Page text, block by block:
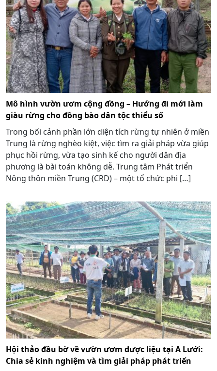
Mô hình vườn ươm cộng đồng – Hướng đi mới làm
giàu rừng cho đồng bào dân tộc thiểu số
Trong bối cảnh phần lớn diện tích rừng tự nhiên ở miền
Trung là rừng nghèo kiệt, việc tìm ra giải pháp vừa giúp
phục hồi rừng, vừa tạo sinh kế cho người dân địa
phương là bài toán không dễ. Trung tâm Phát triển
Nông thôn miền Trung (CRD) – một tổ chức phi […]
Hội thảo đầu bờ về vườn ươm dược liệu tại A Lưới:
Chia sẻ kinh nghiệm và tìm giải pháp phát triển